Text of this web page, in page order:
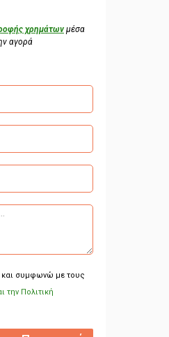
χρημάτωνμέσα
αγορά
συμφωνώ με τους
την Πολιτική